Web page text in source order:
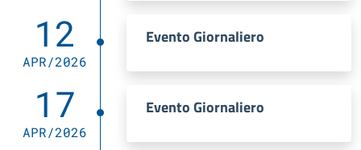
12
APR/2026
Evento Giornaliero
17
APR/2026
Evento Giornaliero